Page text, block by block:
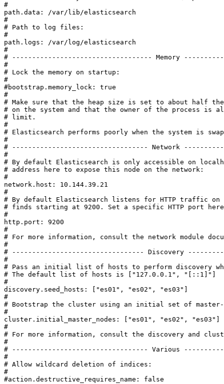
#
path.data: /var/lib/elasticsearch
#
# Path to log files:
#
path.logs: /var/log/elasticsearch
#
# ----------------------------------- Memory
#
# Lock the memory on startup:
#
#bootstrap.memory_lock: true
#
# Make sure that the heap size is set to about half the
# on the system and that the owner of the process is
# limit.
#
# Elasticsearch performs poorly when the system is
#
# ---------------------------------- Network
#
# By default Elasticsearch is only accessible on
# address here to expose this node on the network:
#
network.host: 10.144.39.21
#
# By default Elasticsearch listens for HTTP traffic
# finds starting at 9200. Set a specific HTTP port
#
http.port: 9200
#
# For more information, consult the network module
#
# --------------------------------- Discovery
#
# Pass an initial list of hosts to perform discovery
# The default list of hosts is ["127.0.0.1", "[::1]"]
#
discovery.seed_hosts: ["es01", "es02", "es03"]
#
# Bootstrap the cluster using an initial set of
#
cluster.initial_master_nodes: ["es01", "es02", "es03"]
#
# For more information, consult the discovery and
#
# ---------------------------------- Various
#
# Allow wildcard deletion of indices:
#
#action.destructive_requires_name: false